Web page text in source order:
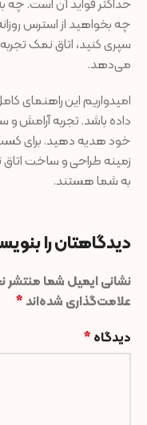
حداکثر فواید آن است.
چه بخواهید از استرس
سپری کنید، اتاق نمک
می‌دهد.
امیدواریم این راهنمای
داده باشد. تجربه آرامش و
خود هدیه دهید. برای
زمینه طراحی و ساخت اتاق
به شما هستند.
دیدگاهتان را
نشانی ایمیل شما منتشر
علامت‌گذاری شده‌اند *
دیدگاه *